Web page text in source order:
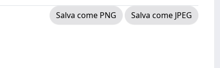
Salva come PNG Salva come JPEG